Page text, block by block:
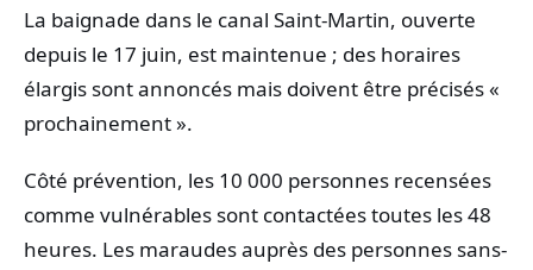
La baignade dans le canal Saint-Martin, ouverte
depuis le 17 juin, est maintenue ; des horaires
élargis sont annoncés mais doivent être précisés «
prochainement ».
Côté prévention, les 10 000 personnes recensées
comme vulnérables sont contactées toutes les 48
heures. Les maraudes auprès des personnes sans-